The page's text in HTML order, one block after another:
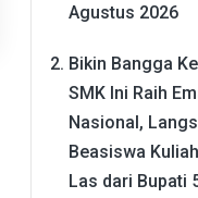
Agustus 2026
Bikin Bangga
SMK Ini Raih
Nasional,
Beasiswa
Las dari Bupati